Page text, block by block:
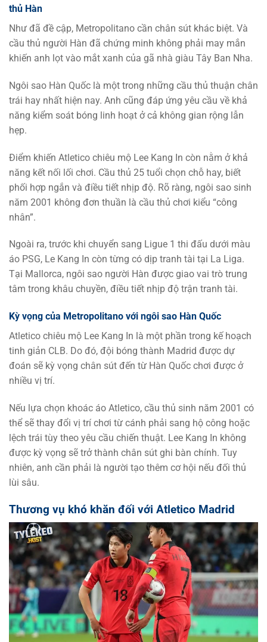
thủ Hàn
Như đã đề cập, Metropolitano cần chân sút khác biệt. Và
cầu thủ người Hàn đã chứng minh không phải may mắn
khiến anh lọt vào mắt xanh của gã nhà giàu Tây Ban Nha.
Ngôi sao Hàn Quốc là một trong những cầu thủ thuận chân
trái hay nhất hiện nay. Anh cũng đáp ứng yêu cầu về khả
năng kiểm soát bóng linh hoạt ở cả không gian rộng lẫn
hẹp.
Điểm khiến Atletico chiêu mộ Lee Kang In còn nằm ở khả
năng kết nối lối chơi. Cầu thủ 25 tuổi chọn chỗ hay, biết
phối hợp ngắn và điều tiết nhịp độ. Rõ ràng, ngôi sao sinh
năm 2001 không đơn thuần là cầu thủ chơi kiểu “công
nhân”.
Ngoài ra, trước khi chuyển sang Ligue 1 thi đấu dưới màu
áo PSG, Le Kang In còn từng có dịp tranh tài tại La Liga.
Tại Mallorca, ngôi sao người Hàn được giao vai trò trung
tâm trong khâu chuyền, điều tiết nhịp độ trận tranh tài.
Kỳ vọng của Metropolitano với ngôi sao Hàn Quốc
Atletico chiêu mộ Lee Kang In là một phần trong kế hoạch
tinh giản CLB. Do đó, đội bóng thành Madrid được dự
đoán sẽ kỳ vọng chân sút đến từ Hàn Quốc chơi được ở
nhiều vị trí.
Nếu lựa chọn khoác áo Atletico, cầu thủ sinh năm 2001 có
thể sẽ thay đổi vị trí chơi từ cánh phải sang hộ công hoặc
lệch trái tùy theo yêu cầu chiến thuật. Lee Kang In không
được kỳ vọng sẽ trở thành chân sút ghi bàn chính. Tuy
nhiên, anh cần phải là người tạo thêm cơ hội nếu đối thủ
lùi sâu.
Thương vụ khó khăn đối với Atletico Madrid